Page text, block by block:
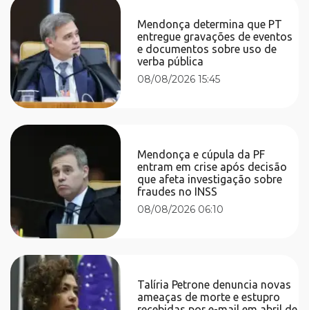
Mendonça determina que PT
entregue gravações de eventos
e documentos sobre uso de
verba pública
08/08/2026 15:45
Mendonça e cúpula da PF
entram em crise após decisão
que afeta investigação sobre
fraudes no INSS
08/08/2026 06:10
Talíria Petrone denuncia novas
ameaças de morte e estupro